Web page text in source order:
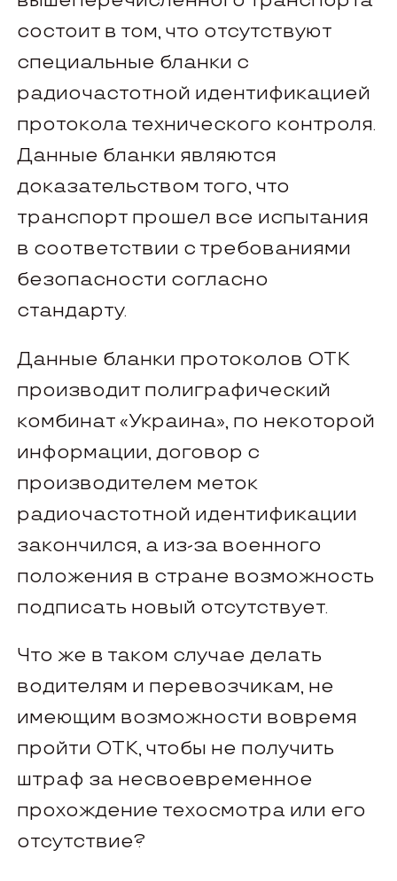
состоит в том, что отсутствуют
специальные бланки с
радиочастотной идентификацией
протокола технического контроля.
Данные бланки являются
доказательством того, что
транспорт прошел все испытания
в соответствии с требованиями
безопасности согласно
стандарту.
Данные бланки протоколов ОТК
производит полиграфический
комбинат «Украина», по некоторой
информации, договор с
производителем меток
радиочастотной идентификации
закончился, а из-за военного
положения в стране возможность
подписать новый отсутствует.
Что же в таком случае делать
водителям и перевозчикам, не
имеющим возможности вовремя
пройти ОТК, чтобы не получить
штраф за несвоевременное
прохождение техосмотра или его
отсутствие?